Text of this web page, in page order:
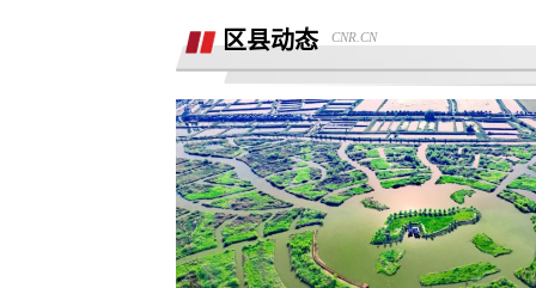
杭州金昌宝湖不加价不给提车，拒绝交
汽车还不给退定金
市场价格调节问题
买车时承诺可以三个月后提前还款并落
到了合同现在条件满足但被拒，我要求
合同执行
半年了不给退定金，要求退回定金
潍坊寿光驰峰广汽本田购车定金拒不退
区县动态 CNR.CN